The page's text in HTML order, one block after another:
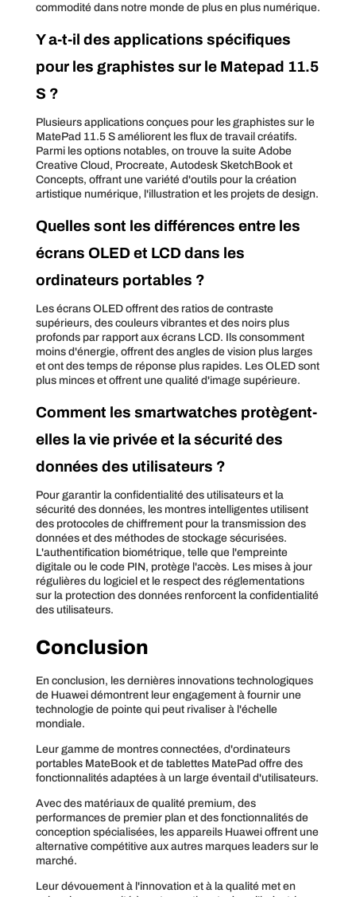
commodité dans notre monde de plus en plus numérique.
Y a-t-il des applications spécifiques
pour les graphistes sur le Matepad 11.5
S ?
Plusieurs applications conçues pour les graphistes sur le
MatePad 11.5 S améliorent les flux de travail créatifs.
Parmi les options notables, on trouve la suite Adobe
Creative Cloud, Procreate, Autodesk SketchBook et
Concepts, offrant une variété d'outils pour la création
artistique numérique, l'illustration et les projets de design.
Quelles sont les différences entre les
écrans OLED et LCD dans les
ordinateurs portables ?
Les écrans OLED offrent des ratios de contraste
supérieurs, des couleurs vibrantes et des noirs plus
profonds par rapport aux écrans LCD. Ils consomment
moins d'énergie, offrent des angles de vision plus larges
et ont des temps de réponse plus rapides. Les OLED sont
plus minces et offrent une qualité d'image supérieure.
Comment les smartwatches protègent-
elles la vie privée et la sécurité des
données des utilisateurs ?
Pour garantir la confidentialité des utilisateurs et la
sécurité des données, les montres intelligentes utilisent
des protocoles de chiffrement pour la transmission des
données et des méthodes de stockage sécurisées.
L'authentification biométrique, telle que l'empreinte
digitale ou le code PIN, protège l'accès. Les mises à jour
régulières du logiciel et le respect des réglementations
sur la protection des données renforcent la confidentialité
des utilisateurs.
Conclusion
En conclusion, les dernières innovations technologiques
de Huawei démontrent leur engagement à fournir une
technologie de pointe qui peut rivaliser à l'échelle
mondiale.
Leur gamme de montres connectées, d'ordinateurs
portables MateBook et de tablettes MatePad offre des
fonctionnalités adaptées à un large éventail d'utilisateurs.
Avec des matériaux de qualité premium, des
performances de premier plan et des fonctionnalités de
conception spécialisées, les appareils Huawei offrent une
alternative compétitive aux autres marques leaders sur le
marché.
Leur dévouement à l'innovation et à la qualité met en